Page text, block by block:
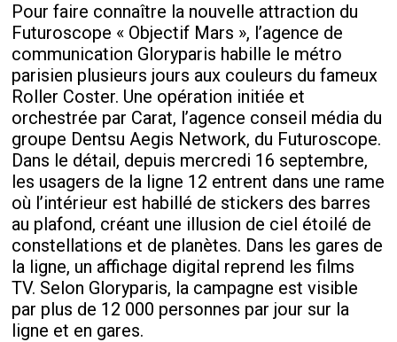
Pour faire connaître la nouvelle attraction du
Futuroscope « Objectif Mars », l’agence de
communication Gloryparis habille le métro
parisien plusieurs jours aux couleurs du fameux
Roller Coster. Une opération initiée et
orchestrée par Carat, l’agence conseil média du
groupe Dentsu Aegis Network, du Futuroscope.
Dans le détail, depuis mercredi 16 septembre,
les usagers de la ligne 12 entrent dans une rame
où l’intérieur est habillé de stickers des barres
au plafond, créant une illusion de ciel étoilé de
constellations et de planètes. Dans les gares de
la ligne, un affichage digital reprend les films
TV. Selon Gloryparis, la campagne est visible
par plus de 12 000 personnes par jour sur la
ligne et en gares.